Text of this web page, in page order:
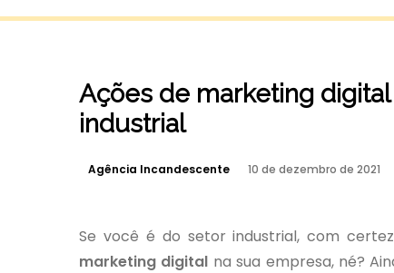
Ações de marketing
industrial
Agência Incandescente 10 de dezembro de 2021
Se você é do setor industrial, com
marketing digital na sua empresa, né?